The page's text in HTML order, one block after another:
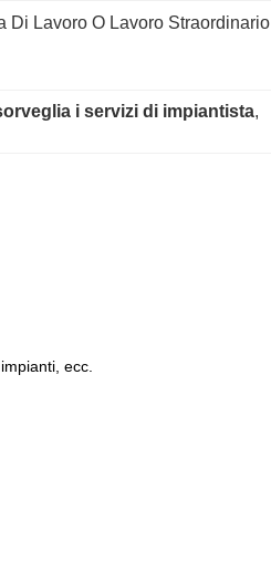
Di Lavoro O Lavoro Straordinario
i servizi di impiantista,
ecc.